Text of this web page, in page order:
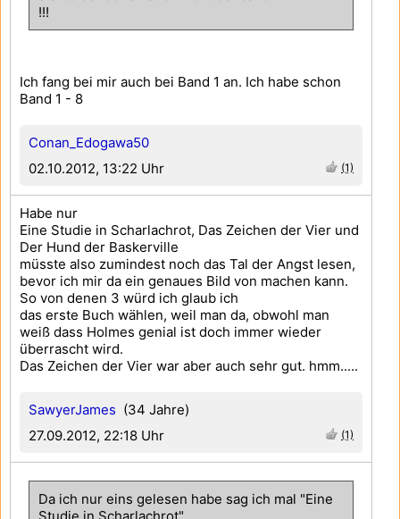
Conan_Edogawa50
02.10.2012, 13:22 Uhr
(1)
!!!
Ich fang bei mir auch bei Band 1 an. Ich habe schon
Band 1 - 8
SawyerJames (34 Jahre)
27.09.2012, 22:18 Uhr
(1)
Habe nur
Eine Studie in Scharlachrot, Das Zeichen der Vier und
Der Hund der Baskerville
müsste also zumindest noch das Tal der Angst lesen,
bevor ich mir da ein genaues Bild von machen kann.
So von denen 3 würd ich glaub ich
das erste Buch wählen, weil man da, obwohl man
weiß dass Holmes genial ist doch immer wieder
überrascht wird.
Das Zeichen der Vier war aber auch sehr gut. hmm.....
Da ich nur eins gelesen habe sag ich mal "Eine